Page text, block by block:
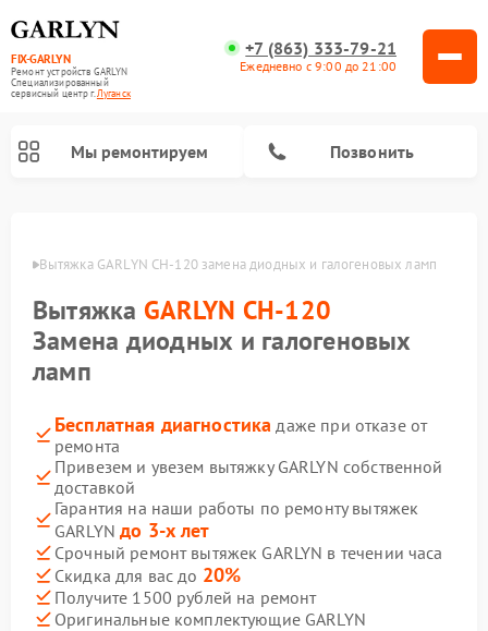
FIX-GARLYN
Ремонт устройств GARLYN
Специализированный
cервисный центр г.Луганск
+7 (863) 333-79-21
Ежедневно с 9:00 до 21:00
Мы ремонтируем Позвонить
Вытяжка GARLYN CH-120 замена диодных и галогеновых ламп
Вытяжка GARLYN CH-120
Замена диодных и галогеновых
ламп
Бесплатная диагностика даже при отказе от
ремонта
Привезем и увезем вытяжку GARLYN собственной
доставкой
Гарантия на наши работы по ремонту вытяжек
GARLYNдо 3-х лет
Срочный ремонт вытяжек GARLYN в течении часа
Скидка для вас до 20%
Получите 1500 рублей на ремонт
Оригинальные комплектующие GARLYN